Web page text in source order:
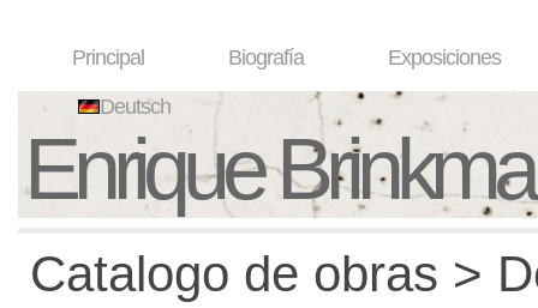
Principal Biografía Exposiciones
Deutsch
Enrique
Catalogo de obras >